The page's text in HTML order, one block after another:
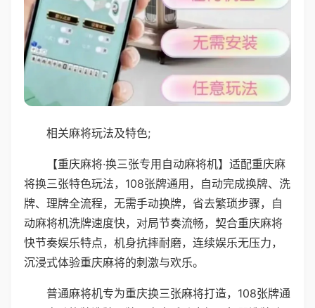
相关麻将玩法及特色;
【重庆麻将·换三张专用自动麻将机】适配重庆麻
将换三张特色玩法，108张牌通用，自动完成换牌、洗
牌、理牌全流程，无需手动换牌，省去繁琐步骤，自
动麻将机洗牌速度快，对局节奏流畅，契合重庆麻将
快节奏娱乐特点，机身抗摔耐磨，连续娱乐无压力，
沉浸式体验重庆麻将的刺激与欢乐。
普通麻将机专为重庆换三张麻将打造，108张牌通